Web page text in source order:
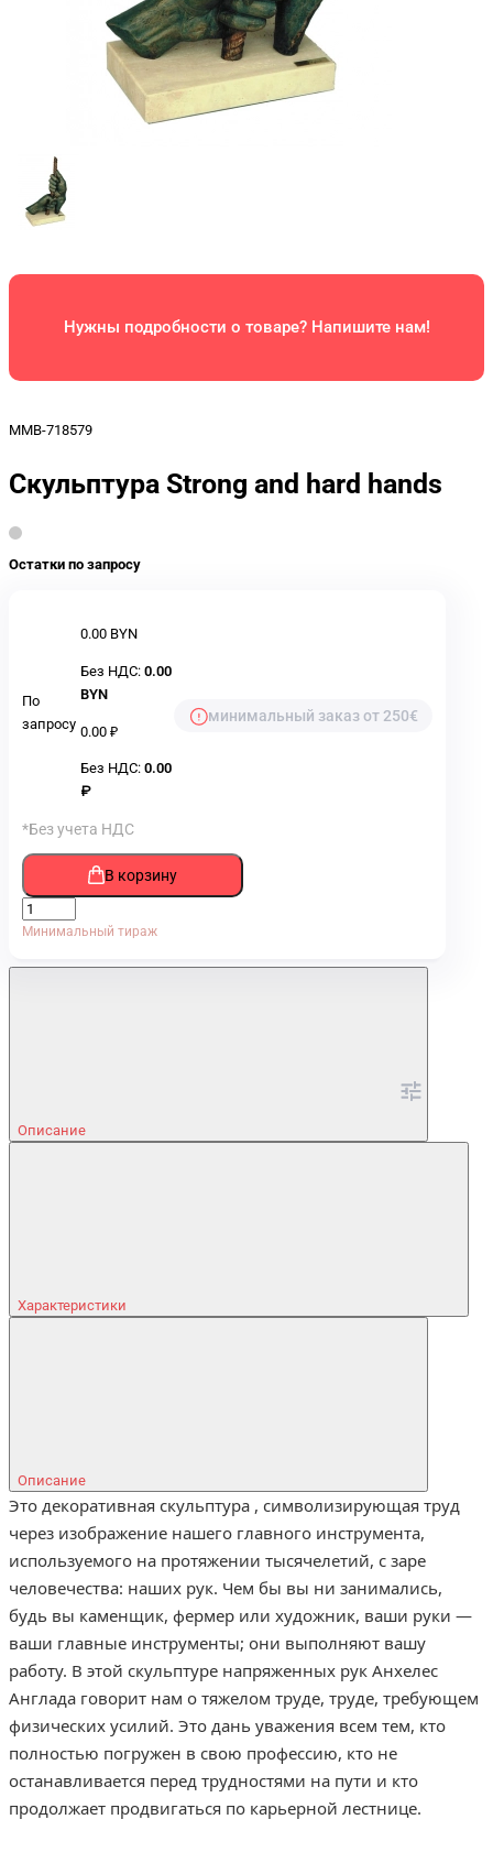
Нужны подробности о товаре? Напишите нам!
MMB-718579
Скульптура Strong and hard hands
Остатки по запросу
По
запросу
0.00 BYN
Без НДС: 0.00
BYN
0.00 ₽
Без НДС: 0.00
₽
минимальный заказ от 250€
*Без учета НДС
В корзину
Минимальный тираж
Описание
Характеристики
Описание
Это декоративная скульптура , символизирующая труд
через изображение нашего главного инструмента,
используемого на протяжении тысячелетий, с заре
человечества: наших рук. Чем бы вы ни занимались,
будь вы каменщик, фермер или художник, ваши руки —
ваши главные инструменты; они выполняют вашу
работу. В этой скульптуре напряженных рук Анхелес
Англада говорит нам о тяжелом труде, труде, требующем
физических усилий. Это дань уважения всем тем, кто
полностью погружен в свою профессию, кто не
останавливается перед трудностями на пути и кто
продолжает продвигаться по карьерной лестнице.